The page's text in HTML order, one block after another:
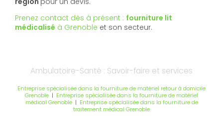
Prenez contact dès à présent : fourniture lit
médicalisé à Grenoble et son secteur.
Ambulatoire-Santé : Savoir-faire et services
Entreprise spécialisée dans la fourniture de matériel retour à domicile
Grenoble | Entreprise spécialisée dans la fourniture de matériel
médical Grenoble| Entreprise spécialisée dans la fourniture de
traitement médical Grenoble